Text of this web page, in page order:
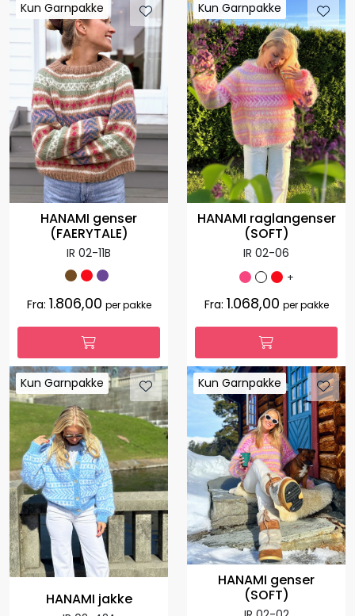
Kun Garnpakke
Kun Garnpakke
HANAMI genser
(FAERYTALE)
IR 02-11B
Fra: 1.806,00 per pakke
Kun Garnpakke
Kun Garnpakke
HANAMI raglangenser
(SOFT)
IR 02-06
+
Fra: 1.068,00 per pakke
Kun Garnpakke
Kun Garnpakke
HANAMI jakke
Kun Garnpakke
Kun Garnpakke
HANAMI genser
(SOFT)